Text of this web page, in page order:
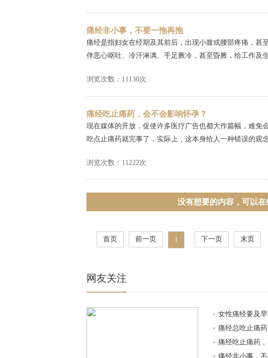
痛经非小事，不要一拖再拖
痛经是指妇女在经期及其前后，出现小腹或腰部疼痛，甚
伴恶心呕吐、冷汗淋漓、手足厥冷，甚至昏厥，给工作及
浏览次数：11130次
痛经吃止痛药，会不会影响怀孕？
现在媒体的开放，促使许多医疗广告也都大作篇幅，难免
吃点止痛药就完事了，实际上，这本身给人一种错误的观
浏览次数：11222次
没有想要的内容，可以在
首页 前一页 1 下一页 末页
网友关注
女性痛经要及
痛经总吃止痛
痛经吃止痛药
痛经非小事，